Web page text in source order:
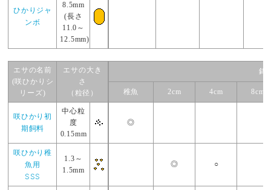
ひかりジャ
ンボ
8.5mm
(長さ
11.0～
12.5mm)
エサの名前
(咲ひかりシ
リーズ)
エサの大き
さ
（粒径）
錦
稚魚 2cm 4cm 8cm
咲ひかり初
期飼料
中心粒
度
0.15mm
◎
咲ひかり稚
魚用
SSS
1.3～
1.5mm
◎ ○